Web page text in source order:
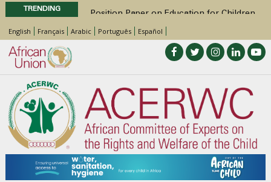
TRENDING
Position Paper on Education for Children
with Disabilities in Africa
48th Ordinary Session
Call for Side Events during the 48th
Ordinary Session of the ACERWC
Advocacy Factsheet : Climate Change, El
Niño, & Africa’s Children’s Rights to Food &
Water
48th Ordinary Session
English Français Arabic Português Español